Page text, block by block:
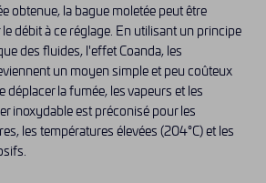
obtenue, la bague moletée peut être
débit à ce réglage. En utilisant un principe
des fluides, l'effet Coanda, les
un moyen simple et peu coûteux
déplacer la fumée, les vapeurs et les
inoxydable est préconisé pour les
les températures élevées (204°C) et les